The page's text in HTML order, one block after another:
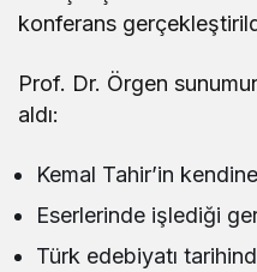
konferans
Prof. Dr. Örgen
aldı:
Kemal Tahir’in
Eserlerinde işlediği
Türk edebiyatı